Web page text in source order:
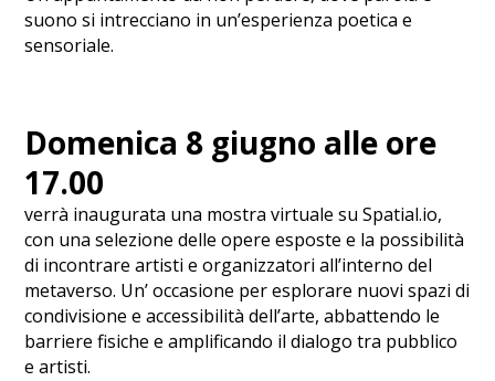
suono si intrecciano in un’esperienza poetica e
sensoriale.
Domenica 8 giugno alle ore
17.00
verrà inaugurata una mostra virtuale su Spatial.io,
con una selezione delle opere esposte e la possibilità
di incontrare artisti e organizzatori all’interno del
metaverso. Un’ occasione per esplorare nuovi spazi di
condivisione e accessibilità dell’arte, abbattendo le
barriere fisiche e amplificando il dialogo tra pubblico
e artisti.